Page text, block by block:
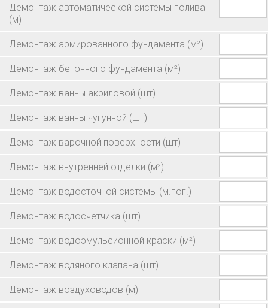
Демонтаж автоматической системы полива
(м)
Демонтаж армированного фундамента (м²)
Демонтаж бетонного фундамента (м²)
Демонтаж ванны акриловой (шт)
Демонтаж ванны чугунной (шт)
Демонтаж варочной поверхности (шт)
Демонтаж внутренней отделки (м²)
Демонтаж водосточной системы (м.пог.)
Демонтаж водосчетчика (шт)
Демонтаж водоэмульсионной краски (м²)
Демонтаж водяного клапана (шт)
Демонтаж воздуховодов (м)